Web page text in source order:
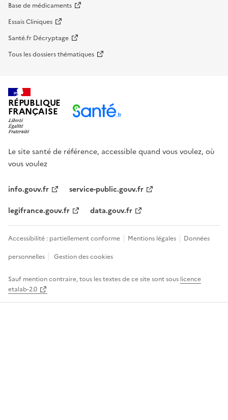
Base de médicaments
Essais Cliniques
Santé.fr Décryptage
Tous les dossiers thématiques
RÉPUBLIQUE
FRANÇAISE
Le site santé de référence, accessible quand vous voulez, où
vous voulez
info.gouv.fr
service-public.gouv.fr
legifrance.gouv.fr
data.gouv.fr
Accessibilité : partiellement conforme Mentions légales
Données
personnelles
Gestion des cookies
Sauf mention contraire, tous les textes de ce site sont sous licence
etalab-2.0